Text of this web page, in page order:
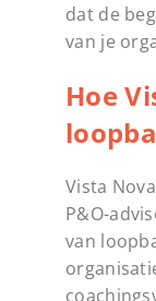
dat de
van je
Hoe
Vista
P&O-
van